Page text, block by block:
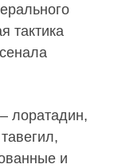
тактика
лоратадин,
и